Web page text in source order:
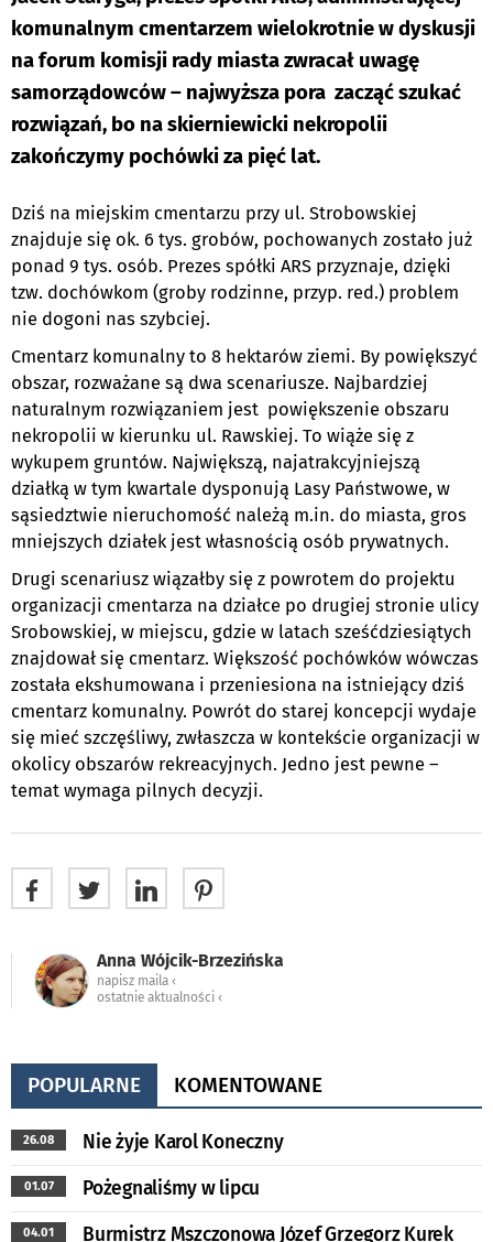
komunalnym cmentarzem wielokrotnie w dyskusji
na forum komisji rady miasta zwracał uwagę
samorządowców – najwyższa pora zacząć szukać
rozwiązań, bo na skierniewicki nekropolii
zakończymy pochówki za pięć lat.
Dziś na miejskim cmentarzu przy ul. Strobowskiej
znajduje się ok. 6 tys. grobów, pochowanych zostało już
ponad 9 tys. osób. Prezes spółki ARS przyznaje, dzięki
tzw. dochówkom (groby rodzinne, przyp. red.) problem
nie dogoni nas szybciej.
Cmentarz komunalny to 8 hektarów ziemi. By powiększyć
obszar, rozważane są dwa scenariusze. Najbardziej
naturalnym rozwiązaniem jest powiększenie obszaru
nekropolii w kierunku ul. Rawskiej. To wiąże się z
wykupem gruntów. Największą, najatrakcyjniejszą
działką w tym kwartale dysponują Lasy Państwowe, w
sąsiedztwie nieruchomość należą m.in. do miasta, gros
mniejszych działek jest własnością osób prywatnych.
Drugi scenariusz wiązałby się z powrotem do projektu
organizacji cmentarza na działce po drugiej stronie ulicy
Srobowskiej, w miejscu, gdzie w latach sześćdziesiątych
znajdował się cmentarz. Większość pochówków wówczas
została ekshumowana i przeniesiona na istniejący dziś
cmentarz komunalny. Powrót do starej koncepcji wydaje
się mieć szczęśliwy, zwłaszcza w kontekście organizacji w
okolicy obszarów rekreacyjnych. Jedno jest pewne –
temat wymaga pilnych decyzji.
Anna Wójcik-Brzezińska
napisz maila ‹
ostatnie aktualności ‹
POPULARNE KOMENTOWANE
26.08 Nie żyje Karol Koneczny
01.07 Pożegnaliśmy w lipcu
04.01
Burmistrz Mszczonowa Józef Grzegorz Kurek